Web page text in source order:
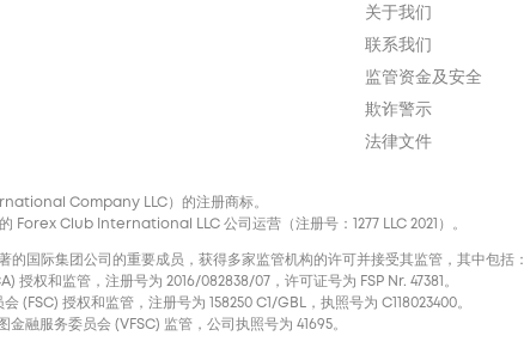
关于我们
联系我们
监管资金及安全
欺诈警示
法律文件
Company LLC）的注册商标。
Forex Club International LLC 公司运营（注册号：1277 LLC 2021）。
国际集团公司的重要成员，获得多家监管机构的许可并接受其监管，其中包括：
授权和监管，注册号为 2016/082838/07，许可证号为 FSP Nr. 47381。
(FSC) 授权和监管，注册号为 158250 C1/GBL，执照号为 С118023400。
融服务委员会 (VFSC) 监管，公司执照号为 41695。